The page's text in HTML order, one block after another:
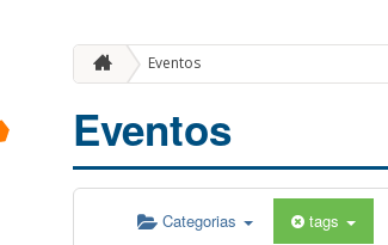
Eventos
Eventos
Categorias tags